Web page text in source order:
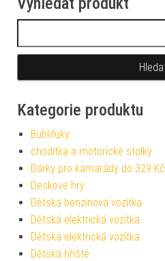
Kategorie produktu
Bublifuky
chodítka a motorické stolky
Dárky pro kamarády do 329 Kč
Deskové hry
Dětská benzínová vozítka
Dětská elektrická vozítka
Dětská elektrická vozítka
Dětská hřiště